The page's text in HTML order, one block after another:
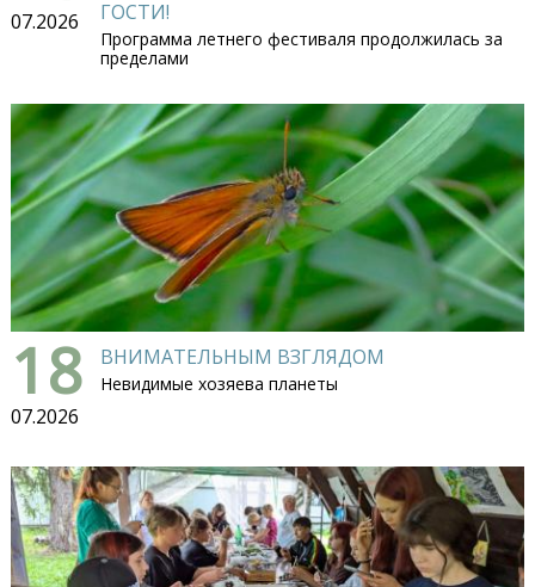
07.2026
ГОСТИ!
Программа летнего фестиваля продолжилась за
пределами
18
07.2026
ВНИМАТЕЛЬНЫМ ВЗГЛЯДОМ
Невидимые хозяева планеты